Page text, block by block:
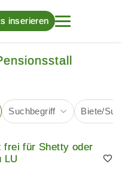
inserieren
Suchbegriff Biete/
frei für Shetty oder
LU